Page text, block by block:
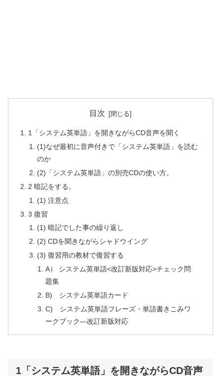
目次
1「システム英単語」を開きながらCD音声を聞く
(1)なぜ最初に音声付きで「システム英単語」を読む
のか
(2)「システム英単語」の別売CDの使い方。
2 暗記をする。
(1) 注意点
3 復習
(1) 暗記でした事の繰り返し
(2) CDを聞きながらシャドウイング
(3) 復習用の教材で復習する
A） システム英単語<改訂新版対応>チェック問
題集
B) システム英単語カード
C) システム英単語フレーズ・単語書きこみワ
ークブック―改訂新版対応
1「システム英単語」を開きながらCD音声